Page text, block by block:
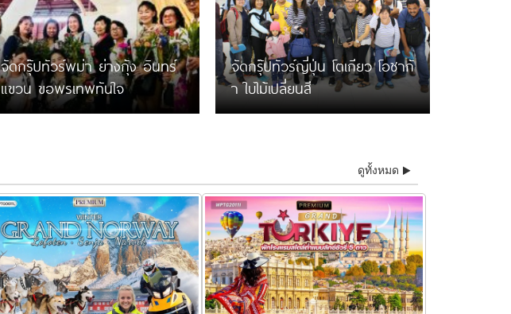
จัดกรุ๊ปทัวร์พม่า ย่างกุ้ง อินทร์
แขวน ขอพรเทพทันใจ
จัดกรุ๊ปทัวร์ญี่ปุ่น โตเกียว โอซาก้
า ใบไม้เปลี่ยนสี
ดูทั้งหมด